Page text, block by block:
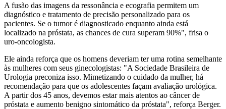
A fusão das imagens da ressonância e ecografia permitem um
diagnóstico e tratamento de precisão personalizado para os
pacientes. Se o tumor é diagnosticado enquanto ainda está
localizado na próstata, as chances de cura superam 90%", frisa o
uro-oncologista.
Ele ainda reforça que os homens deveriam ter uma rotina semelhante
às mulheres com seus ginecologistas: "A Sociedade Brasileira de
Urologia preconiza isso. Mimetizando o cuidado da mulher, há
recomendação para que os adolescentes façam avaliação urológica.
A partir dos 45 anos, devemos estar mais atentos ao câncer de
próstata e aumento benigno sintomático da próstata", reforça Berger.